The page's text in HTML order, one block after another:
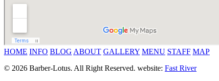
HOME INFO BLOG ABOUT GALLERY MENU STAFF MAP
© 2026 Barber-Lotus. All Right Reserved. website: Fast River